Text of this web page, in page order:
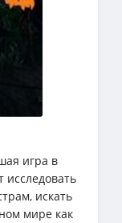
игра в
искать
мире как